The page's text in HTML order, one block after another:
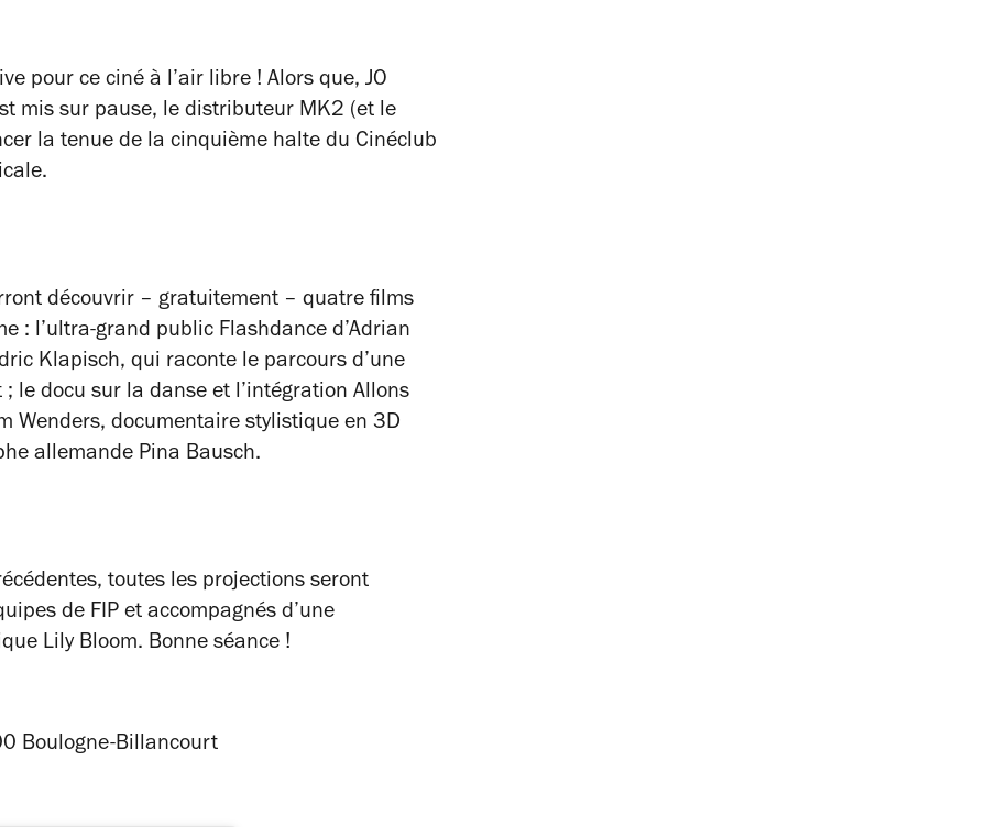
pour ce ciné à l’air libre ! Alors que, JO
mis sur pause, le distributeur MK2 (et le
la tenue de la cinquième halte du Cinéclub
découvrir – gratuitement – quatre films
: l’ultra-grand public Flashdance d’Adrian
Klapisch, qui raconte le parcours d’une
le docu sur la danse et l’intégration Allons
Wenders, documentaire stylistique en 3D
allemande Pina Bausch.
toutes les projections seront
de FIP et accompagnés d’une
Lily Bloom. Bonne séance !
Boulogne-Billancourt